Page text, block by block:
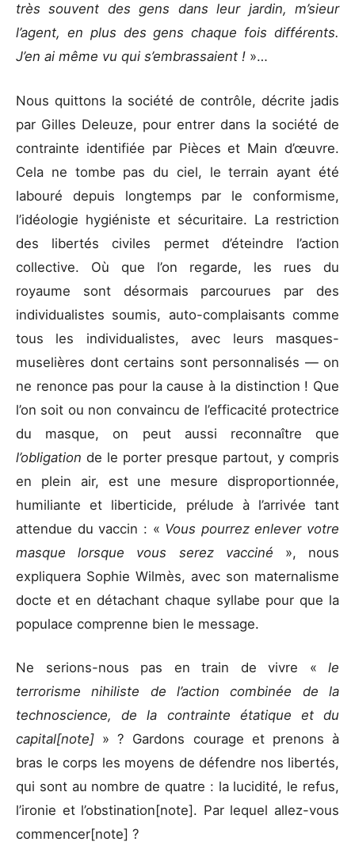
très souvent des gens dans leur jardin, m’sieur
l’agent, en plus des gens chaque fois différents.
J’en ai même vu qui s’embrassaient ! »…
Nous quittons la société de contrôle, décrite jadis
par Gilles Deleuze, pour entrer dans la société de
contrainte identifiée par Pièces et Main d’œuvre.
Cela ne tombe pas du ciel, le terrain ayant été
labouré depuis longtemps par le conformisme,
l’idéologie hygiéniste et sécuritaire. La restriction
des libertés civiles permet d’éteindre l’action
collective. Où que l’on regarde, les rues du
royaume sont désormais parcourues par des
individualistes soumis, auto-complaisants comme
tous les individualistes, avec leurs masques-
muselières dont certains sont personnalisés — on
ne renonce pas pour la cause à la distinction ! Que
l’on soit ou non convaincu de l’efficacité protectrice
du masque, on peut aussi reconnaître que
l’obligation de le porter presque partout, y compris
en plein air, est une mesure disproportionnée,
humiliante et liberticide, prélude à l’arrivée tant
attendue du vaccin : « Vous pourrez enlever votre
masque lorsque vous serez vacciné », nous
expliquera Sophie Wilmès, avec son maternalisme
docte et en détachant chaque syllabe pour que la
populace comprenne bien le message.
Ne serions-nous pas en train de vivre « le
terrorisme nihiliste de l’action combinée de la
technoscience, de la contrainte étatique et du
capital[note] » ? Gardons courage et prenons à
bras le corps les moyens de défendre nos libertés,
qui sont au nombre de quatre : la lucidité, le refus,
l’ironie et l’obstination[note]. Par lequel allez-vous
commencer[note] ?